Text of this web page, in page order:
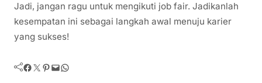
Jadi, jangan ragu untuk mengikuti job fair. Jadikanlah
kesempatan ini sebagai langkah awal menuju karier
yang sukses!
Facebook Twitter Pinterest Mail WhatsApp